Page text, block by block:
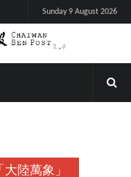
Sunday 9 August 2026
大陸萬象」